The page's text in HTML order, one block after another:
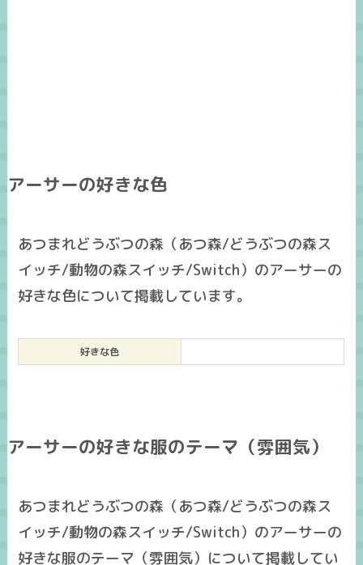
アーサーの好きな色
あつまれどうぶつの森（あつ森/どうぶつの森ス
イッチ/動物の森スイッチ/Switch）のアーサーの
好きな色について掲載しています。
好きな色
アーサーの好きな服のテーマ（雰囲気）
あつまれどうぶつの森（あつ森/どうぶつの森ス
イッチ/動物の森スイッチ/Switch）のアーサーの
好きな服のテーマ（雰囲気）について掲載してい